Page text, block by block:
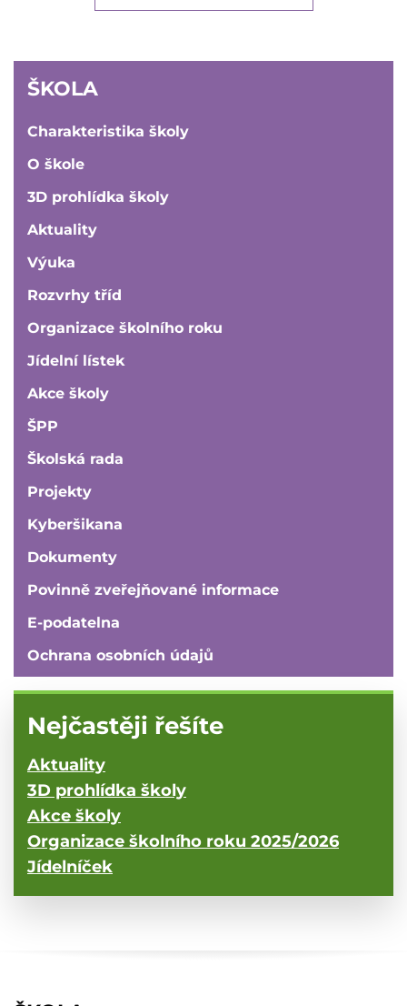
ŠKOLA
ŠKOLA
Charakteristika školy
O škole
3D prohlídka školy
Aktuality
Výuka
Rozvrhy tříd
Organizace školního roku
Jídelní lístek
Akce školy
ŠPP
Školská rada
Projekty
Kyberšikana
Dokumenty
Povinně zveřejňované informace
E-podatelna
Ochrana osobních údajů
Nejčastěji řešíte
Aktuality
3D prohlídka školy
Akce školy
Organizace školního roku 2025/2026
Jídelníček